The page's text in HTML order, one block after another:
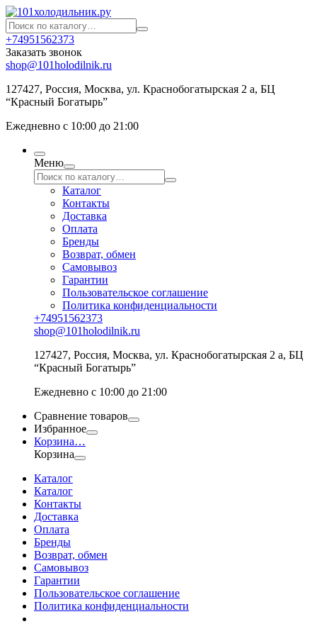
+74951562373
Заказать звонок
shop@101holodilnik.ru
127427, Россия, Москва, ул. Краснобогатырская 2 а, БЦ
“Красный Богатырь”
Ежедневно с 10:00 до 21:00
Меню
Каталог
Контакты
Доставка
Оплата
Бренды
Возврат, обмен
Самовывоз
Гарантии
Пользовательское соглашение
Политика конфиденциальности
+74951562373
shop@101holodilnik.ru
127427, Россия, Москва, ул. Краснобогатырская 2 а, БЦ
“Красный Богатырь”
Ежедневно с 10:00 до 21:00
Сравнение товаров
Избранное
Корзина…
Корзина
Каталог
Каталог
Контакты
Доставка
Оплата
Бренды
Возврат, обмен
Самовывоз
Гарантии
Пользовательское соглашение
Политика конфиденциальности